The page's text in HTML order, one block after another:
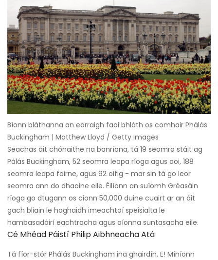
Bíonn bláthanna an earraigh faoi bhláth os comhair Phálás
Buckingham | Matthew Lloyd / Getty Images
Seachas áit chónaithe na banríona, tá 19 seomra stáit ag
Pálás Buckingham, 52 seomra leapa ríoga agus aoi, 188
seomra leapa foirne, agus 92 oifig - mar sin tá go leor
seomra ann do dhaoine eile. Éilíonn an suíomh Gréasáin
ríoga go dtugann os cionn 50,000 duine cuairt ar an áit
gach bliain le haghaidh imeachtaí speisialta le
hambasadóirí eachtracha agus aíonna suntasacha eile.
Cé Mhéad Páistí Philip Aibhneacha Atá
Tá fíor-stór Phálás Buckingham ina ghairdín. E! Míníonn